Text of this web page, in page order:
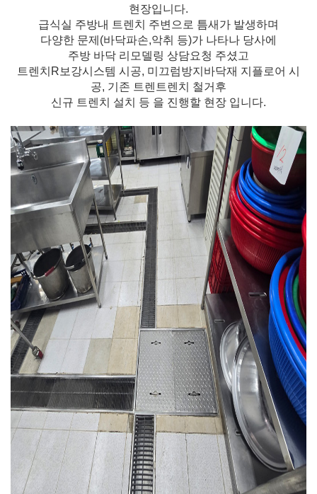
현장입니다.
급식실 주방내 트렌치 주변으로 틈새가 발생하며
다양한 문제(바닥파손,악취 등)가 나타나 당사에
주방 바닥 리모델링 상담요청 주셨고
트렌치R보강시스템 시공, 미끄럼방지바닥재 지플로어 시
공, 기존 트렌트렌치 철거후
신규 트렌치 설치 등 을 진행할 현장 입니다.